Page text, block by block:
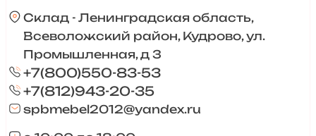
Склад - Ленинградская область,
Всеволожский район, Кудрово, ул.
Промышленная, д 3
+7(800)550-83-53
+7(812)943-20-35
spbmebel2012@yandex.ru